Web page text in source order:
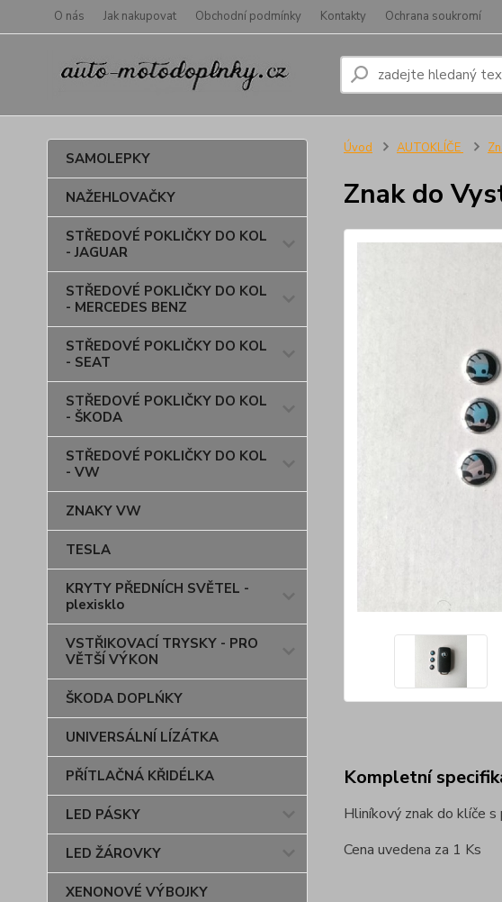
O nás Jak nakupovat Obchodní podmínky Kontakty Ochrana soukromí
SAMOLEPKY
NAŽEHLOVAČKY
STŘEDOVÉ POKLIČKY DO KOL
- JAGUAR
STŘEDOVÉ POKLIČKY DO KOL
- MERCEDES BENZ
STŘEDOVÉ POKLIČKY DO KOL
- SEAT
STŘEDOVÉ POKLIČKY DO KOL
- ŠKODA
STŘEDOVÉ POKLIČKY DO KOL
- VW
ZNAKY VW
TESLA
KRYTY PŘEDNÍCH SVĚTEL -
plexisklo
VSTŘIKOVACÍ TRYSKY - PRO
VĚTŠÍ VÝKON
ŠKODA DOPLŃKY
UNIVERSÁLNÍ LÍZÁTKA
PŘÍTLAČNÁ KŘIDÉLKA
LED PÁSKY
LED ŽÁROVKY
XENONOVÉ VÝBOJKY
Úvod AUTOKLÍČE
Znak do
Kompletní
Hliníkový znak do klíče
Cena uvedena za 1 Ks